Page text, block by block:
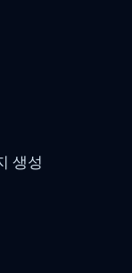
생성